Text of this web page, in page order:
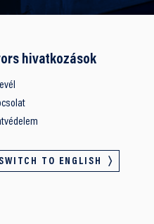
hivatkozások
TO ENGLISH